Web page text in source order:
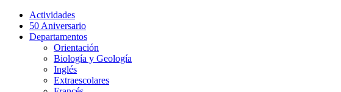
Actividades
50 Aniversario
Departamentos
Orientación
Biología y Geología
Inglés
Extraescolares